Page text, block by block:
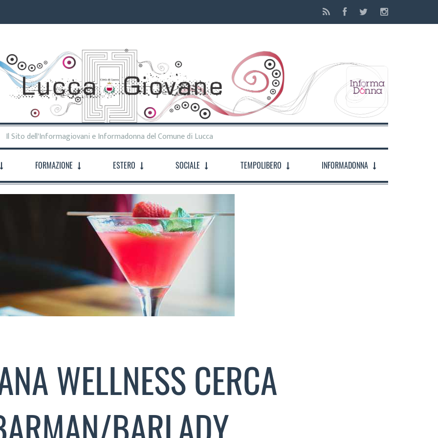
Il Sito dell'Informagiovani e Informadonna del Comune di Lucca
FORMAZIONE ESTERO SOCIALE TEMPOLIBERO INFORMADONNA
WELLNESS CERCA
BARLADY